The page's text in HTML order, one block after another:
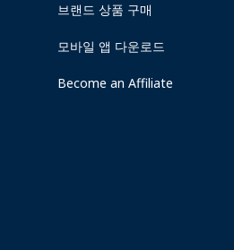
브랜드 상품 구매
모바일 앱 다운로드
Become an Affiliate